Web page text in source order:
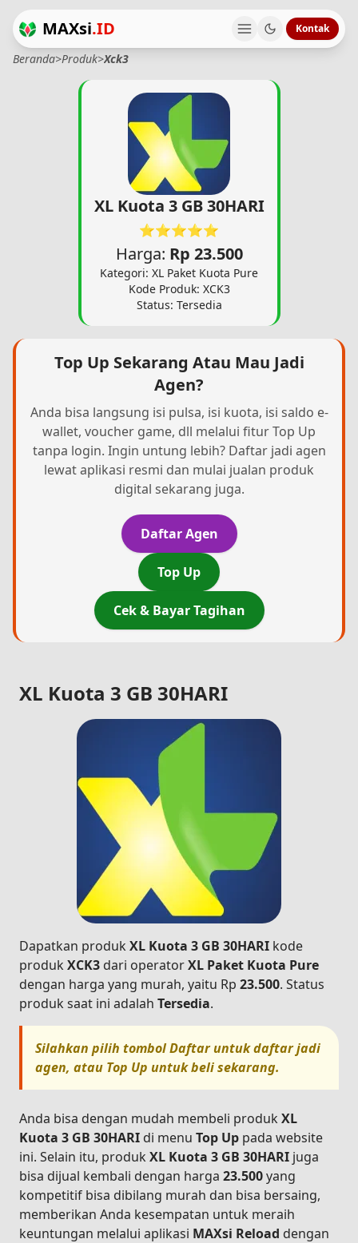
MAXsi.ID Kontak
Beranda>Produk>Xck3
XL Kuota 3 GB 30HARI
⭐⭐⭐⭐⭐
Harga: Rp 23.500
Kategori: XL Paket Kuota Pure
Kode Produk: XCK3
Status: Tersedia
Top Up Sekarang Atau Mau Jadi
Agen?
Anda bisa langsung isi pulsa, isi kuota, isi saldo e-
wallet, voucher game, dll melalui fitur Top Up
tanpa login. Ingin untung lebih? Daftar jadi agen
lewat aplikasi resmi dan mulai jualan produk
digital sekarang juga.
Daftar Agen
Top Up
Cek & Bayar Tagihan
XL Kuota 3 GB 30HARI
Dapatkan produk XL Kuota 3 GB 30HARI kode
produk XCK3 dari operatorXL Paket Kuota Pure
dengan harga yang murah, yaitu Rp 23.500. Status
produk saat ini adalah Tersedia.
Silahkan pilih tombolDaftaruntuk daftar jadi
agen, atau Top Up untuk beli sekarang.
Anda bisa dengan mudah membeli produk XL
Kuota 3 GB 30HARI di menu Top Up pada website
ini. Selain itu, produk XL Kuota 3 GB 30HARI juga
bisa dijual kembali dengan harga 23.500yang
kompetitif bisa dibilang murah dan bisa bersaing,
memberikan Anda kesempatan untuk meraih
keuntungan melalui aplikasi MAXsi Reload dengan